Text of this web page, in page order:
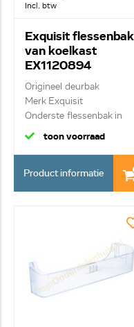
Incl. btw
Exquisit flessenbak
van koelkast
EX1120894
Origineel deurbak
Merk Exquisit
Onderste flessenbak in
deu...
toon voorraad
Product informatie